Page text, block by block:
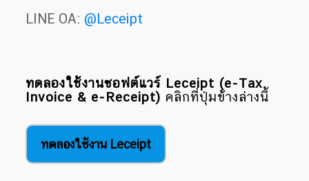
LINE OA: @Leceipt
ทดลองใช้งานซอฟต์แวร์ Leceipt (e-Tax
Invoice & e-Receipt) คลิกที่ปุ่มข้างล่างนี้
ทดลองใช้งาน Leceipt